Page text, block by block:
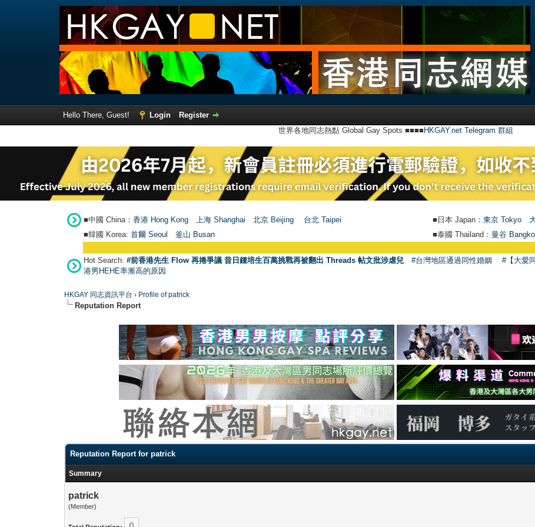
Hello There, Guest! Login
Register
世界各地同志熱點 Global Gay Spots ■■■■ HKGAY.net Telegram 群組
■中國 China： 香港 Hong Kong 上海 Shanghai 北京 Beijing 台北 Taipei ■日本 Japan： 東京 Tokyo
■韓國 Korea: 首爾 Seou 釜山 Busan ■泰國 Thailand： 曼谷
Hot Search: #前香港先生 Flow 再捲爭議 昔日鍾培生百萬挑戰再被翻出 Threads 帖文批涉虐兒 #台灣地區通過同性婚姻 #【大愛
港男HEHE率漸高的原因
HKGAY 同志資訊平台 › Profile of patrick
Reputation Report
Reputation Report for patrick
Summary
patrick
(Member)